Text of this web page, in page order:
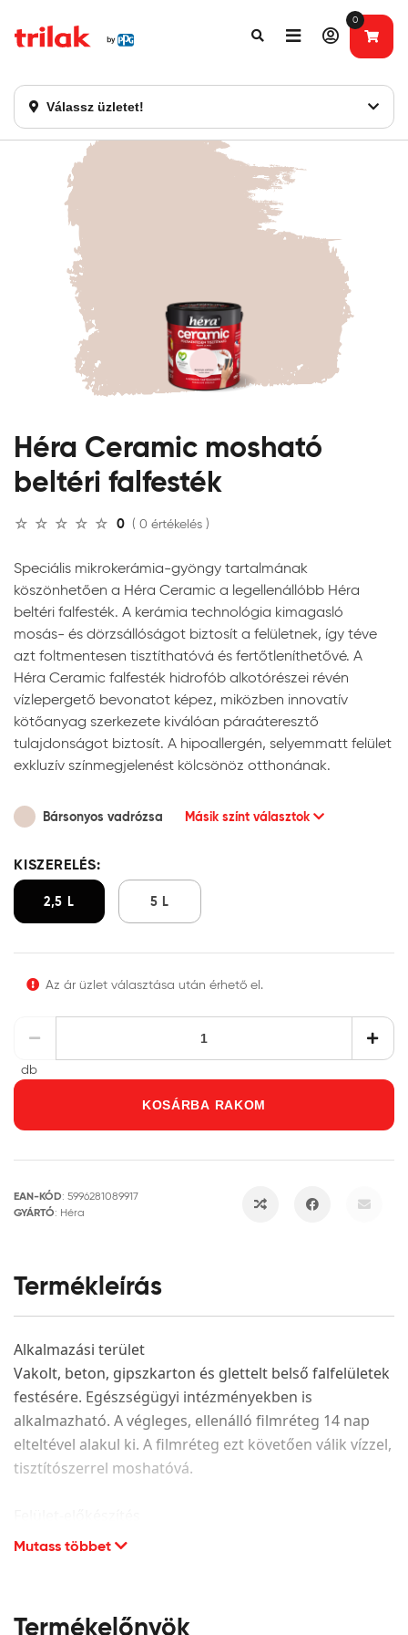
Válassz üzletet!
0
Fontos tájékoztatás!
Héra Ceramic mosható
beltéri falfesték
0 ( 0 értékelés )
Speciális mikrokerámia-gyöngy tartalmának
köszönhetően a Héra Ceramic a legellenállóbb Héra
beltéri falfesték. A kerámia technológia kimagasló
mosás- és dörzsállóságot biztosít a felületnek, így téve
azt foltmentesen tisztíthatóvá és fertőtleníthetővé. A
Héra Ceramic falfesték hidrofób alkotórészei révén
vízlepergető bevonatot képez, miközben innovatív
kötőanyag szerkezete kiválóan páraáteresztő
tulajdonságot biztosít. A hipoallergén, selyemmatt felület
exkluzív színmegjelenést kölcsönöz otthonának.
Bársonyos vadrózsa Másik színt választok
KISZERELÉS:
2,5 L 5 L
Az ár üzlet választása után érhető el.
db
KOSÁRBA RAKOM
EAN-KÓD: 5996281089917
GYÁRTÓ: Héra
Termékleírás
Alkalmazási terület
Vakolt, beton, gipszkarton és glettelt belső falfelületek
festésére. Egészségügyi intézményekben is
alkalmazható. A végleges, ellenálló filmréteg 14 nap
elteltével alakul ki. A filmréteg ezt követően válik vízzel,
tisztítószerrel moshatóvá.
A festendő felület legyen száraz, hordképes,
alapfelületnek megfelelően kijavítani. CMC alapú glett
Mutass többet
Termékelőnyök